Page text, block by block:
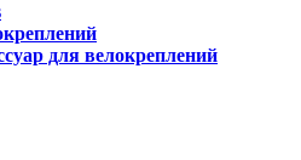
для велокреплений